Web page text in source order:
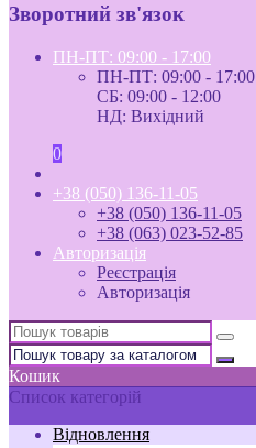
Зворотний зв'язок
ПН-ПТ: 09:00 - 17:00
ПН-ПТ: 09:00 - 17:00
СБ: 09:00 - 12:00
НД: Вихідний
0
+38 (050) 136-11-05
+38 (050) 136-11-05
+38 (063) 023-52-85
Авторизація
Реєстрація
Авторизація
Кошик
Список категорій
Відновлення